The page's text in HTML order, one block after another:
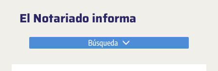
El Notariado informa
Búsqueda